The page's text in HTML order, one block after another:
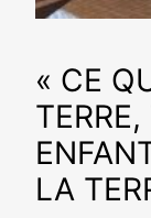
« CE
LA